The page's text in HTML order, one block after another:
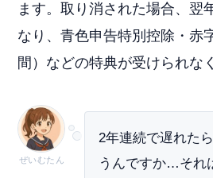
ます。取り消された場合、翌
なり、青色申告特別控除・赤
間）などの特典が受けられな
ぜいむたん
2年連続で遅れた
うんですか…それ